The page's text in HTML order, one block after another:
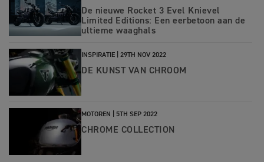
De nieuwe Rocket 3 Evel Knievel
Limited Editions: Een eerbetoon aan de
ultieme waaghals
INSPIRATIE | 29TH NOV 2022
DE KUNST VAN CHROOM
MOTOREN | 5TH SEP 2022
CHROME COLLECTION